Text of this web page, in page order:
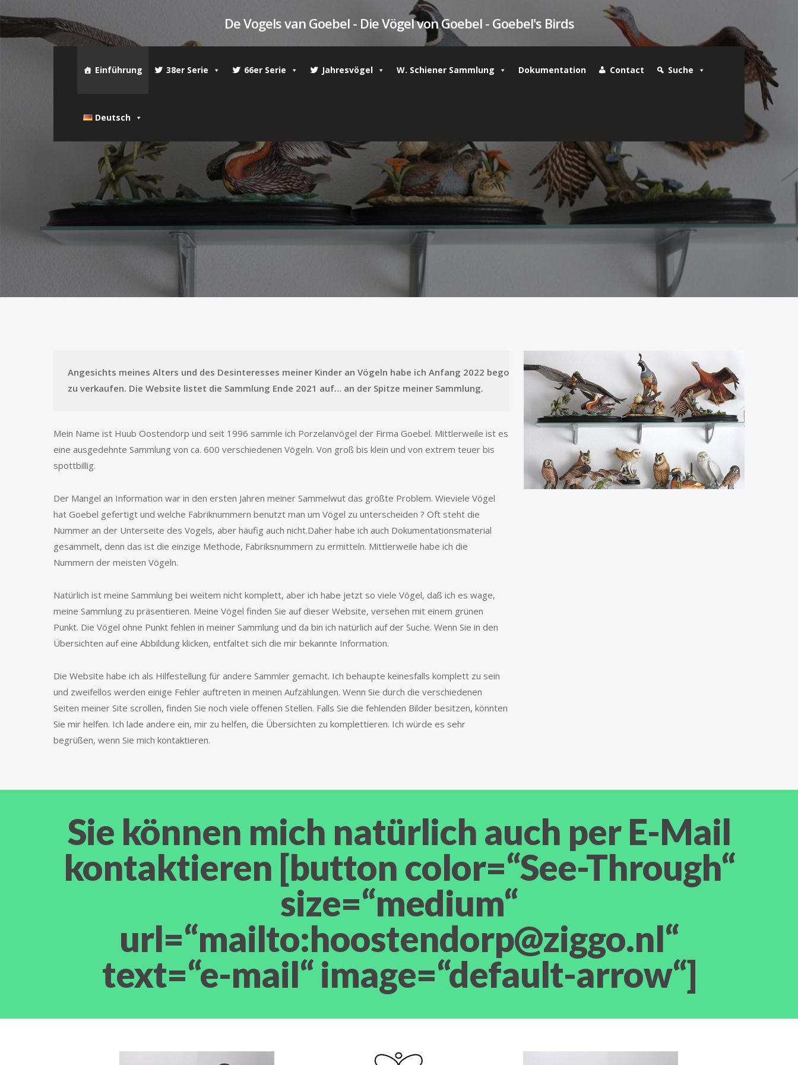
to
main
De Vogels van Goebel - Die Vögel von Goebel - Goebel's Birds
Einführung 38er Serie 66er Serie Jahresvögel W. Schiener Sammlung Dokumentation Contact Suche
Deutsch
Angesichts meines Alters und des Desinteresses meiner Kinder an Vögeln habe ich Anfang 2022 begonnen, Teile meiner Sammlung
zu verkaufen. Die Website listet die Sammlung Ende 2021 auf… an der Spitze meiner Sammlung.
Mein Name ist Huub Oostendorp und seit 1996 sammle ich Porzelanvögel der Firma Goebel. Mittlerweile ist es
eine ausgedehnte Sammlung von ca. 600 verschiedenen Vögeln. Von groß bis klein und von extrem teuer bis
spottbillig.
Der Mangel an Information war in den ersten Jahren meiner Sammelwut das größte Problem. Wieviele Vögel
hat Goebel gefertigt und welche Fabriknummern benutzt man um Vögel zu unterscheiden ? Oft steht die
Nummer an der Unterseite des Vogels, aber häufig auch nicht.Daher habe ich auch Dokumentationsmaterial
gesammelt, denn das ist die einzige Methode, Fabriksnummern zu ermitteln. Mittlerweile habe ich die
Nummern der meisten Vögeln.
Natürlich ist meine Sammlung bei weitem nicht komplett, aber ich habe jetzt so viele Vögel, daß ich es wage,
meine Sammlung zu präsentieren. Meine Vögel finden Sie auf dieser Website, versehen mit einem grünen
Punkt. Die Vögel ohne Punkt fehlen in meiner Sammlung und da bin ich natürlich auf der Suche. Wenn Sie in den
Übersichten auf eine Abbildung klicken, entfaltet sich die mir bekannte Information.
Die Website habe ich als Hilfestellung für andere Sammler gemacht. Ich behaupte keinesfalls komplett zu sein
und zweifellos werden einige Fehler auftreten in meinen Aufzählungen. Wenn Sie durch die verschiedenen
Seiten meiner Site scrollen, finden Sie noch viele offenen Stellen. Falls Sie die fehlenden Bilder besitzen, könnten
Sie mir helfen. Ich lade andere ein, mir zu helfen, die Übersichten zu komplettieren. Ich würde es sehr
begrüßen, wenn Sie mich kontaktieren.
Sie können mich natürlich auch per E-Mail
kontaktieren [button color=“See-Through“
size=“medium“
url=“mailto:hoostendorp@ziggo.nl“
text=“e-mail“ image=“default-arrow“]